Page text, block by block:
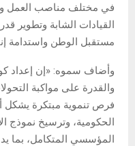
في مختلف مناصب العمل
القيادات الشابة وتطوير
مستقبل الوطن واستدامة
وأضاف سموه: «إن إعداد
والقدرة على مواكبة
فرص تنموية مبتكرة يشكل
الحكومية، وترسيخ نموذج
المؤسسي المتكامل، بما